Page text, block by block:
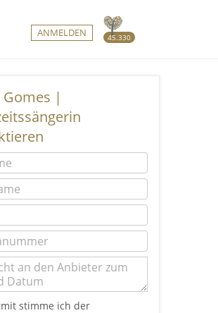
45.330
ANMELDEN
Gomes |
stimme ich der